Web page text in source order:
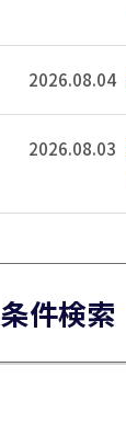
2026.08.04
2026.08.03
条件検索